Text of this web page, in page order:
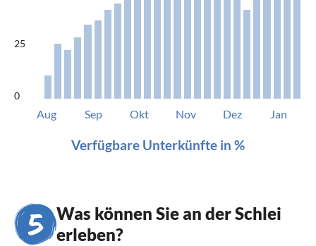
25
0
Aug Sep Okt Nov Dez Jan
Verfügbare Unterkünfte in %
Was können Sie an der Schlei
erleben?